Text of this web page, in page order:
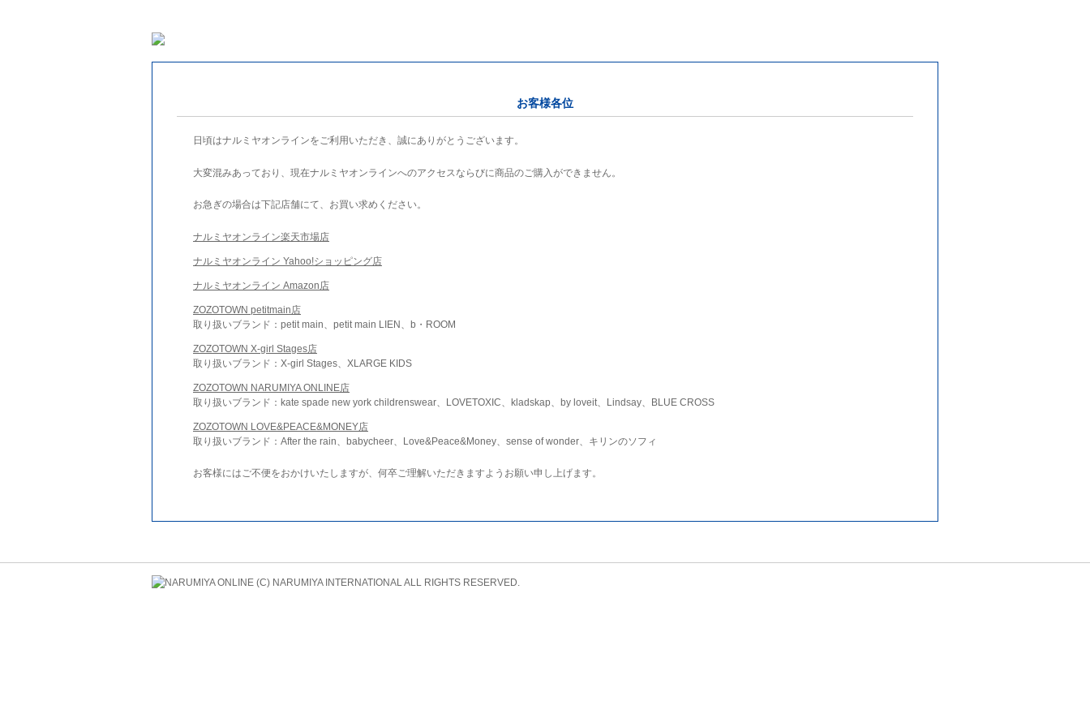
お客様各位
日頃はナルミヤオンラインをご利用いただき、誠にありがとうございます。
大変混みあっており、現在ナルミヤオンラインへのアクセスならびに商品のご購入ができません。
お急ぎの場合は下記店舗にて、お買い求めください。
ナルミヤオンライン楽天市場店
ナルミヤオンライン Yahoo!ショッピング店
ナルミヤオンライン Amazon店
ZOZOTOWN petitmain店
取り扱いブランド：petit main、petit main LIEN、b・ROOM
ZOZOTOWN X-girl Stages店
取り扱いブランド：X-girl Stages、XLARGE KIDS
ZOZOTOWN NARUMIYA ONLINE店
取り扱いブランド：kate spade new york childrenswear、LOVETOXIC、kladskap、by loveit、Lindsay、BLUE CROSS
ZOZOTOWN LOVE&PEACE&MONEY店
取り扱いブランド：After the rain、babycheer、Love&Peace&Money、sense of wonder、キリンのソフィ
お客様にはご不便をおかけいたしますが、何卒ご理解いただきますようお願い申し上げます。